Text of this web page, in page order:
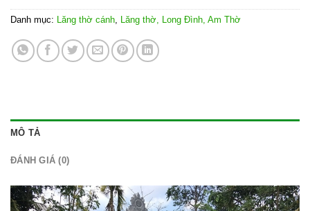
Danh mục: Lăng thờ cánh, Lăng thờ, Long Đình, Am Thờ
MÔ TẢ
ĐÁNH GIÁ (0)